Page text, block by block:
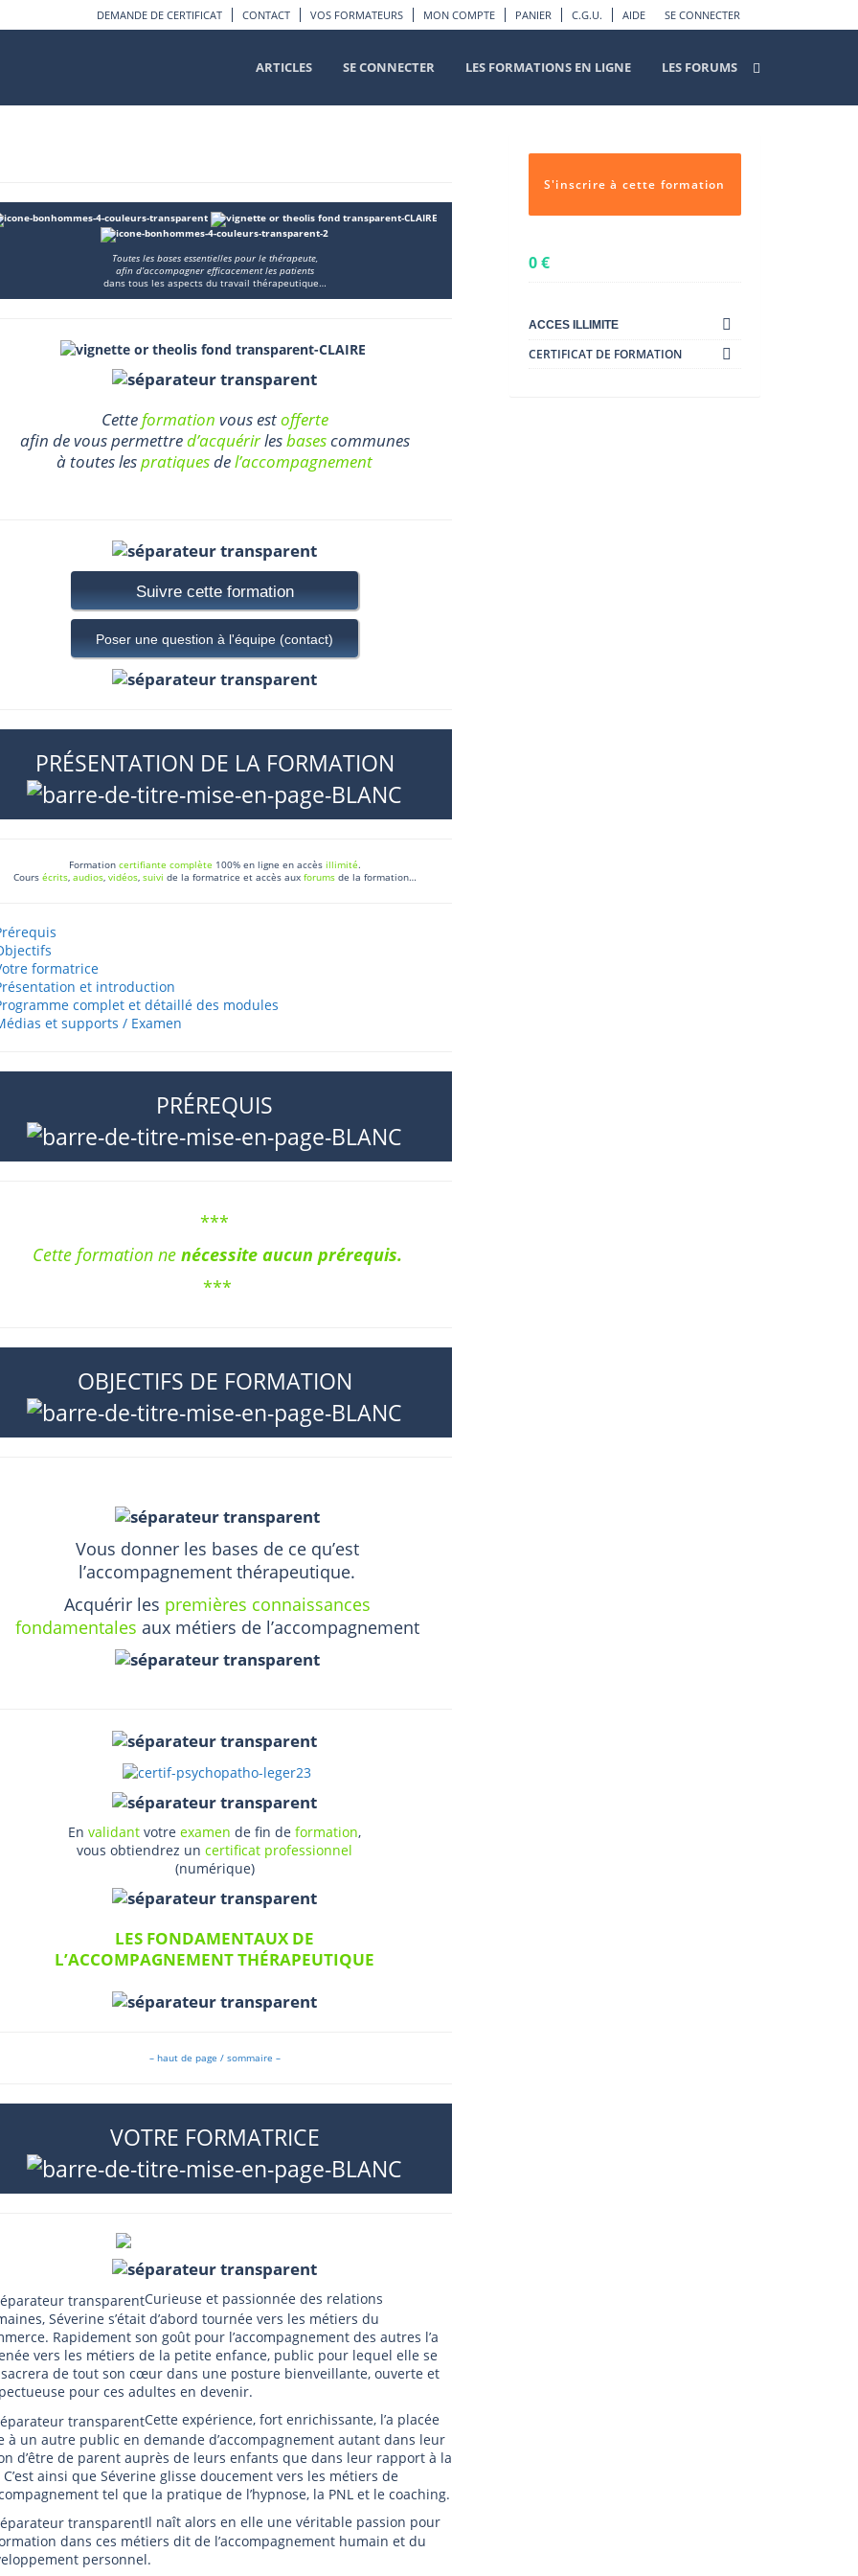
SE CONNECTER
DEMANDE DE CERTIFICAT CONTACT VOS FORMATEURS MON COMPTE PANIER C.G.U. AIDE
ARTICLES SE CONNECTER LES FORMATIONS EN LIGNE LES FORUMS
Toutes les bases essentielles pour le thérapeute,
afin d’accompagner efficacement les patients
dans tous les aspects du travail thérapeutique…
Cetteformation vous estofferte
afin de vous permettred’acquérirlesbasescommunes
à toutes lespratiquesdel’accompagnement
Suivre cette formation
Poser une question à l'équipe (contact)
PRÉSENTATION DE LA FORMATION
Formation certifiante complète 100% en ligne en accès illimité.
Cours écrits, audios, vidéos, suivi de la formatrice et accès aux forumsde la formation…
formatrice
et introduction
complet et détaillé des modules
et supports / Examen
PRÉREQUIS
***
Cette formation ne nécessite aucun prérequis.
***
OBJECTIFS DE FORMATION
Vous donner les bases de ce qu’est
l’accompagnement thérapeutique.
Acquérir les premières connaissances
fondamentales aux métiers de l’accompagnement
En validant votre examen de fin de formation,
vous obtiendrez un certificat professionnel
(numérique)
LES FONDAMENTAUX DE
L’ACCOMPAGNEMENTTHÉRAPEUTIQUE
– haut de page / sommaire –
VOTRE FORMATRICE
Curieuse et passionnée des relations
Séverine s’était d’abord tournée vers les métiers du
Rapidement son goût pour l’accompagnement des autres l’a
vers les métiers de la petite enfance, public pour lequel elle se
de tout son cœur dans une posture bienveillante, ouverte et
pour ces adultes en devenir.
Cette expérience, fort enrichissante, l’a placée
à un autre public en demande d’accompagnement autant dans leur
d’être de parent auprès de leurs enfants que dans leur rapport à la
C’est ainsi que Séverine glisse doucement vers les métiers de
tel que la pratique de l’hypnose, la PNL et le coaching.
Il naît alors en elle une véritable passion pour
dans ces métiers dit de l’accompagnement humain et du
personnel.
S'inscrire à cette formation
0€
ACCES ILLIMITE
CERTIFICAT DE FORMATION